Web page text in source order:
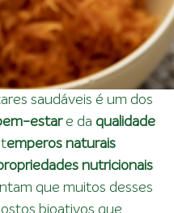
saudáveis é um dos
estare da qualidade
temperos naturais
nutricionais
que muitos desses
bioativos que